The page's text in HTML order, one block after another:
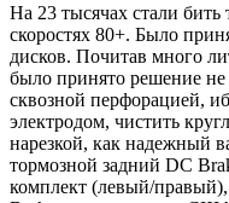
На 23 тысячах стали
скоростях 80+. Было
дисков. Почитав много
было принято решение
сквозной перфорацией,
электродом, чистить
нарезкой, как надежный
тормозной задний DC
комплект (левый/